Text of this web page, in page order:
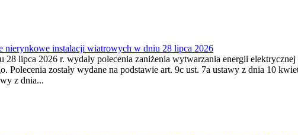
nierynkowe instalacji wiatrowych w dniu 28 lipca 2026
lipca 2026 r. wydały polecenia zaniżenia wytwarzania energii
Polecenia zostały wydane na podstawie art. 9c ust. 7a ustawy z dnia 10
z dnia...